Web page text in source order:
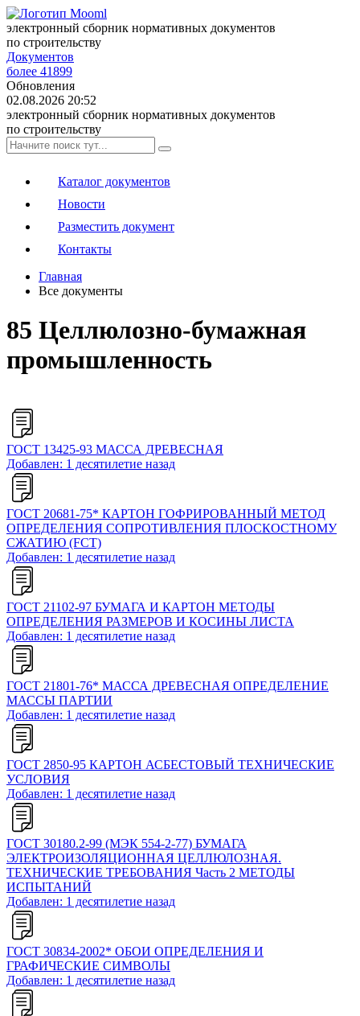
электронный сборник нормативных документов
по строительству
Документов
более 41899
Обновления
02.08.2026 20:52
электронный сборник нормативных документов
по строительству
Каталог документов
Новости
Разместить документ
Контакты
Главная
Все документы
85 Целлюлозно-бумажная
промышленность
ГОСТ 13425-93 МАССА ДРЕВЕСНАЯ
Добавлен: 1 десятилетие назад
ГОСТ 20681-75* КАРТОН ГОФРИРОВАННЫЙ МЕТОД
ОПРЕДЕЛЕНИЯ СОПРОТИВЛЕНИЯ ПЛОСКОСТНОМУ
СЖАТИЮ (FCT)
Добавлен: 1 десятилетие назад
ГОСТ 21102-97 БУМАГА И КАРТОН МЕТОДЫ
ОПРЕДЕЛЕНИЯ РАЗМЕРОВ И КОСИНЫ ЛИСТА
Добавлен: 1 десятилетие назад
ГОСТ 21801-76* МАССА ДРЕВЕСНАЯ ОПРЕДЕЛЕНИЕ
МАССЫ ПАРТИИ
Добавлен: 1 десятилетие назад
ГОСТ 2850-95 КАРТОН АСБЕСТОВЫЙ ТЕХНИЧЕСКИЕ
УСЛОВИЯ
Добавлен: 1 десятилетие назад
ГОСТ 30180.2-99 (МЭК 554-2-77) БУМАГА
ЭЛЕКТРОИЗОЛЯЦИОННАЯ ЦЕЛЛЮЛОЗНАЯ.
ТЕХНИЧЕСКИЕ ТРЕБОВАНИЯ Часть 2 МЕТОДЫ
ИСПЫТАНИЙ
Добавлен: 1 десятилетие назад
ГОСТ 30834-2002* ОБОИ ОПРЕДЕЛЕНИЯ И
ГРАФИЧЕСКИЕ СИМВОЛЫ
Добавлен: 1 десятилетие назад